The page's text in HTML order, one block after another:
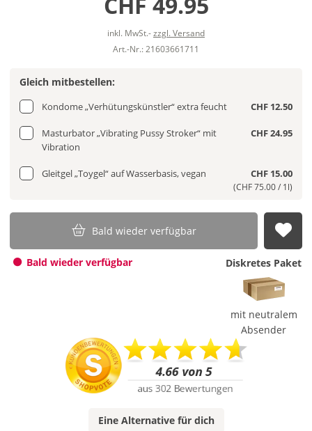
inkl. MwSt.-zzgl. Versand
Art.-Nr.: 21603661711
Gleich mitbestellen:
Kondome „Verhütungskünstler“ extra feucht CHF 12.50
Masturbator „Vibrating Pussy Stroker“ mit
Vibration
CHF 24.95
Gleitgel „Toygel“ auf Wasserbasis, vegan CHF 15.00
(CHF 75.00 / 1l)
Bald wieder verfügbar
Bald wieder verfügbar Diskretes Paket
mit neutralem
Absender
Eine Alternativefür dich